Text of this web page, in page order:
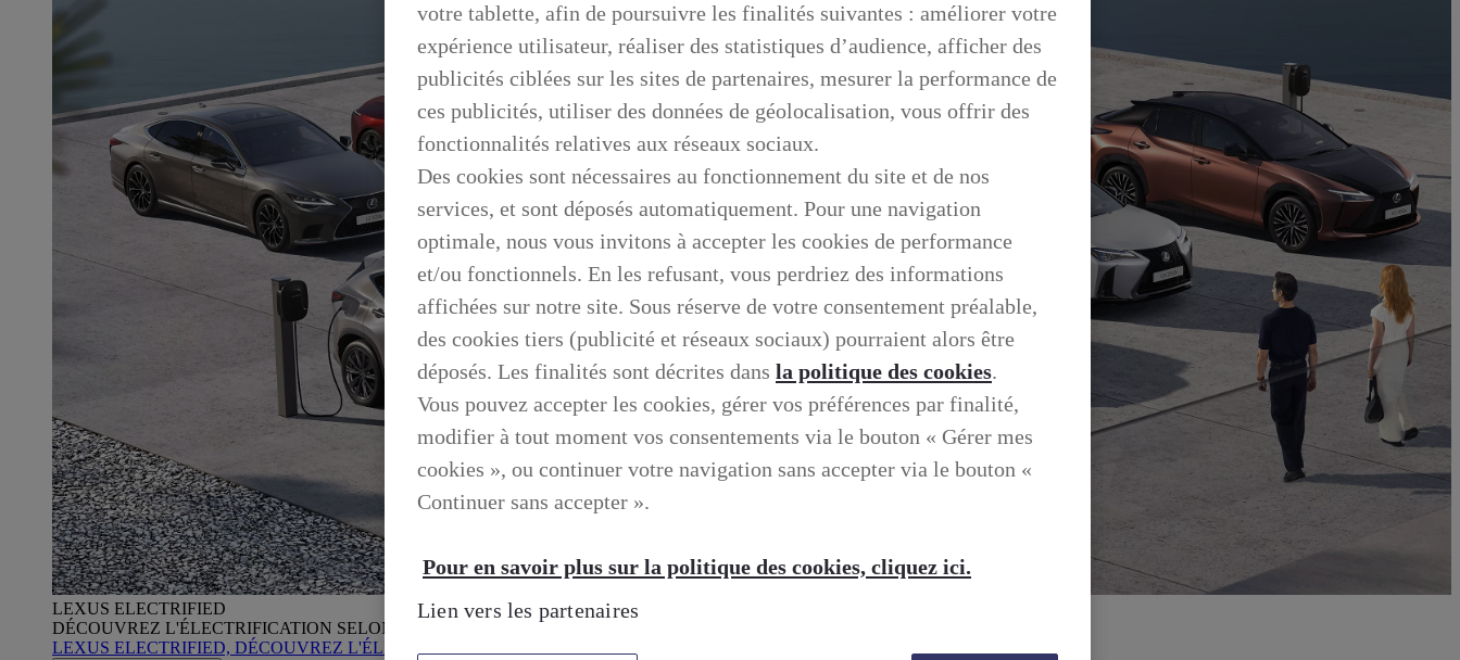
LEXUS ELECTRIFIED
DÉCOUVREZ L'ÉLECTRIFICATION SELON LEXUS
LEXUS ELECTRIFIED, DÉCOUVREZ L'ÉLECTRIFICATION SELON LEXUS
votre tablette, afin de poursuivre les finalités suivantes : améliorer votre
expérience utilisateur, réaliser des statistiques d’audience, afficher des
publicités ciblées sur les sites de partenaires, mesurer la performance de
ces publicités, utiliser des données de géolocalisation, vous offrir des
fonctionnalités relatives aux réseaux sociaux.
Des cookies sont nécessaires au fonctionnement du site et de nos
services, et sont déposés automatiquement. Pour une navigation
optimale, nous vous invitons à accepter les cookies de performance
et/ou fonctionnels. En les refusant, vous perdriez des informations
affichées sur notre site. Sous réserve de votre consentement préalable,
des cookies tiers (publicité et réseaux sociaux) pourraient alors être
déposés. Les finalités sont décrites dans la politique des cookies.
Vous pouvez accepter les cookies, gérer vos préférences par finalité,
modifier à tout moment vos consentements via le bouton « Gérer mes
cookies », ou continuer votre navigation sans accepter via le bouton «
Continuer sans accepter ».
Pour en savoir plus sur la politique des cookies, cliquez ici.
Lien vers les partenaires